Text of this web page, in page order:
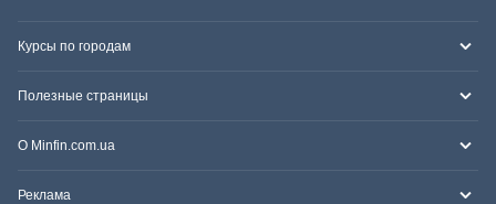
Курсы по городам
Полезные страницы
О Minfin.com.ua
Реклама